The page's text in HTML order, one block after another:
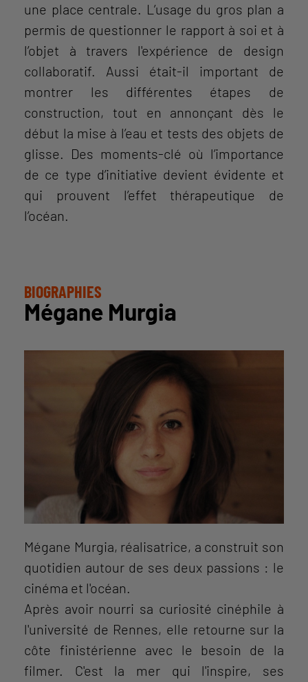
une place centrale. L’usage du gros plan a
permis de questionner le rapport à soi et à
l’objet à travers l'expérience de design
collaboratif. Aussi était-il important de
montrer les différentes étapes de
construction, tout en annonçant dès le
début la mise à l’eau et tests des objets de
glisse. Des moments-clé où l’importance
de ce type d’initiative devient évidente et
qui prouvent l’effet thérapeutique de
l’océan.
BIOGRAPHIES
Mégane Murgia
Mégane Murgia, réalisatrice, a construit son
quotidien autour de ses deux passions : le
cinéma et l'océan.
Après avoir nourri sa curiosité cinéphile à
l'université de Rennes, elle retourne sur la
côte finistérienne avec le besoin de la
filmer. C'est la mer qui l'inspire, ses